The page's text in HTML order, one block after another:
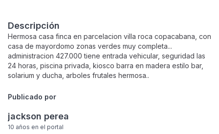
Descripción
Hermosa casa finca en parcelacion villa roca copacabana, con
casa de mayordomo zonas verdes muy completa...
administracion 427.000 tiene entrada vehicular, seguridad las
24 horas, piscina privada, kiosco barra en madera estilo bar,
solarium y ducha, arboles frutales hermosa..
Publicado por
jackson perea
10 años en el portal